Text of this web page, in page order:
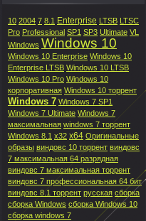
10 2004 7 8.1 Enterprise LTSB LTSC
Pro Professional SP1 SP3 Ultimate VL
Windows Windows 10
Windows 10 Enterprise Windows 10
Enterprise LTSB Windows 10 LTSB
Windows 10 Pro Windows 10
корпоративная Windows 10 торрент
Windows 7 Windows 7 SP1
Windows 7 Ultimate Windows 7
максимальная windows 7 торрент
Windows 8.1 x32 x64 Оригинальные
образы виндовс 10 торрент виндовс
7 максимальная 64 разрядная
виндовс 7 максимальная торрент
виндовс 7 профессиональная 64 бит
виндовс 8.1 торрент русская сборка
сборка Windows сборка Windows 10
сборка windows 7